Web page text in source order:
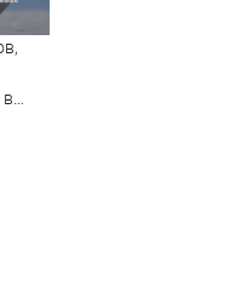
в